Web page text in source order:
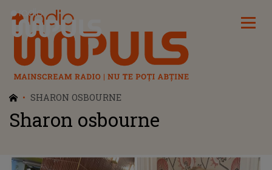
Radio Impuls
SHARON OSBOURNE
Sharon osbourne